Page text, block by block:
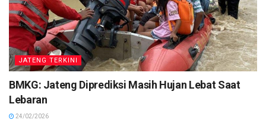
JATENG TERKINI
BMKG: Jateng Diprediksi Masih Hujan Lebat Saat
Lebaran
24/02/2026